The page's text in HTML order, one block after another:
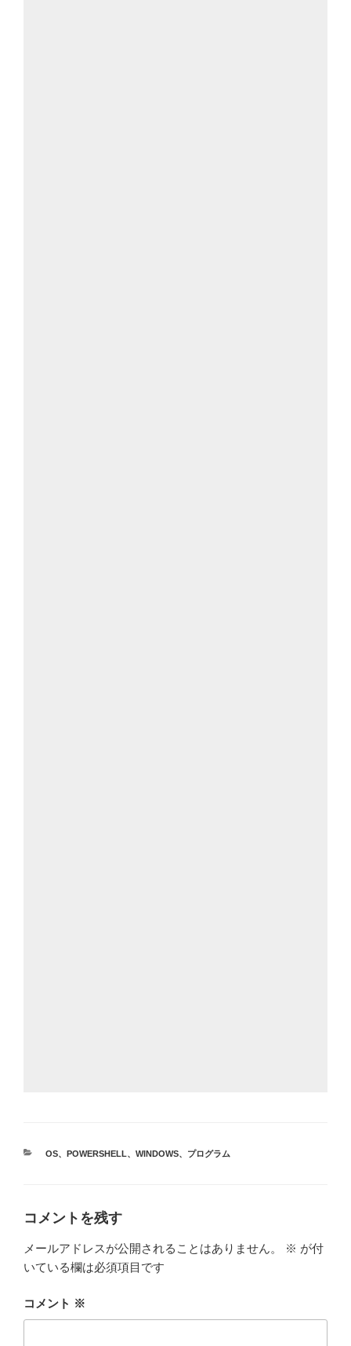
カ
OS、 POWERSHELL、 WINDOWS、 プログラム
コメントを残す
メールアドレスが公開されることはありません。 ※ が付
いている欄は必須項目です
コメント ※